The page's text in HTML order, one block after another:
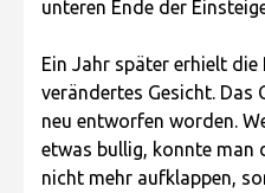
unteren Ende der
Ein Jahr später erhielt die
verändertes Gesicht. Das
neu entworfen worden.
etwas bullig, konnte man
nicht mehr aufklappen,